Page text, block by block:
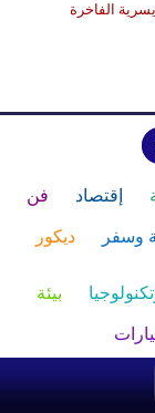
الفاخرة
إقتصاد فن
وسفر ديكور
بيئة